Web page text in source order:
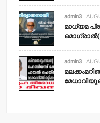
admin3
മാധ്യമ
admin3